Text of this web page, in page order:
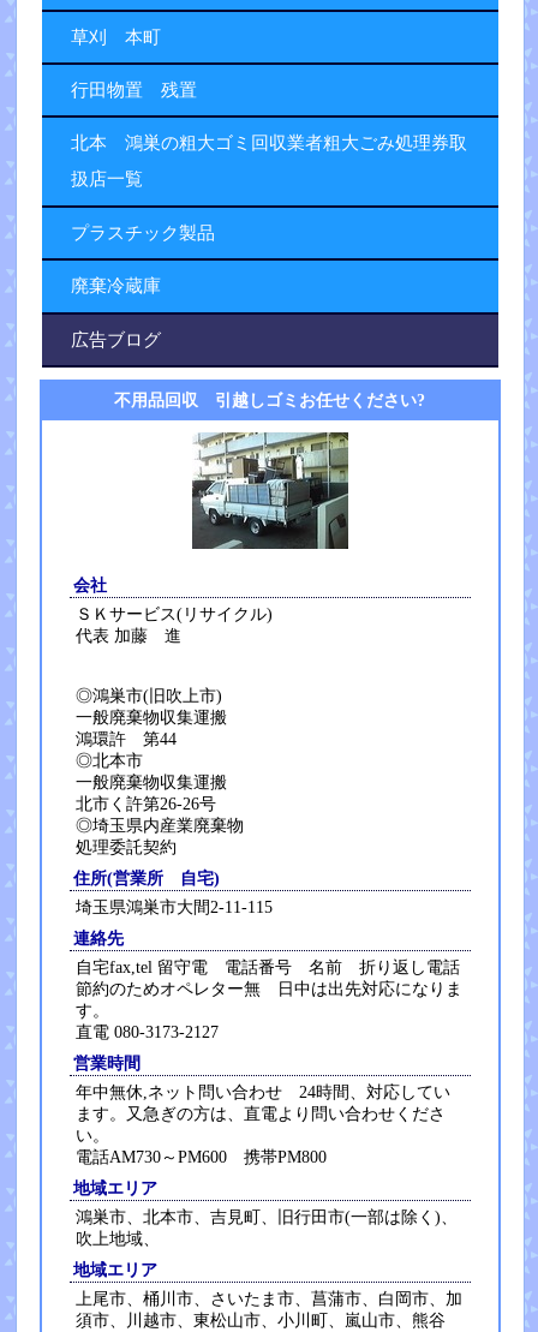
草刈 本町
行田物置 残置
北本 鴻巣の粗大ゴミ回収業者粗大ごみ処理券取
扱店一覧
プラスチック製品
廃棄冷蔵庫
広告ブログ
不用品回収 引越しゴミお任せください?
会社
ＳＫサービス(リサイクル)
代表 加藤 進
◎鴻巣市(旧吹上市)
一般廃棄物収集運搬
鴻環許 第44
◎北本市
一般廃棄物収集運搬
北市く許第26-26号
◎埼玉県内産業廃棄物
処理委託契約
住所(営業所 自宅)
埼玉県鴻巣市大間2-11-115
連絡先
自宅fax,tel 留守電 電話番号 名前 折り返し電話
節約のためオペレター無 日中は出先対応になりま
す。
直電 080-3173-2127
営業時間
年中無休,ネット問い合わせ 24時間、対応してい
ます。又急ぎの方は、直電より問い合わせくださ
い。
電話AM730～PM600 携帯PM800
地域エリア
鴻巣市、北本市、吉見町、旧行田市(一部は除く)、
吹上地域、
地域エリア
上尾市、桶川市、さいたま市、菖蒲市、白岡市、加
須市、川越市、東松山市、小川町、嵐山市、熊谷